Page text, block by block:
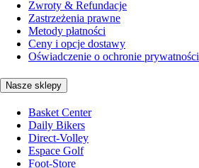
Zwroty & Refundacje
Zastrzeżenia prawne
Metody płatności
Ceny i opcje dostawy
Oświadczenie o ochronie prywatności
Nasze sklepy
Basket Center
Daily Bikers
Direct-Volley
Espace Golf
Foot-Store